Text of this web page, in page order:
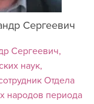
Сергеевич
Сергеевич,
наук,
Отдела
народов периода